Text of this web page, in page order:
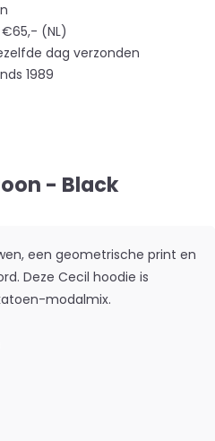
(NL)
dag verzonden
1989
- Black
een geometrische print en
Deze Cecil hoodie is
modalmix.